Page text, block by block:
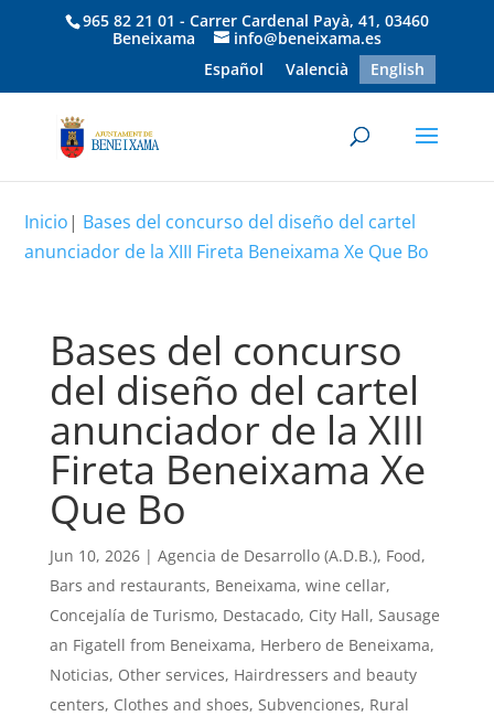
965 82 21 01 - Carrer Cardenal Payà, 41, 03460
Beneixama
info@beneixama.es
Español
Valencià English
Inicio| Bases del concurso del diseño del cartel
anunciador de la XIII Fireta Beneixama Xe Que Bo
Bases del concurso
del diseño del cartel
anunciador de la XIII
Fireta Beneixama Xe
Que Bo
Jun 10, 2026| Agencia de Desarrollo (A.D.B.), Food,
Bars and restaurants, Beneixama, wine cellar,
Concejalía de Turismo, Destacado, City Hall, Sausage
an Figatell from Beneixama, Herbero de Beneixama,
Noticias, Other services, Hairdressers and beauty
centers, Clothes and shoes, Subvenciones, Rural